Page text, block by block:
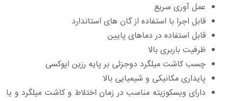
عمل آوری سریع
قابل اجرا با استفاده از گان های استاندارد
قابل استفاده در دماهای پایین
ظرفیت باربری بالا
چسب کاشت میلگرد دوجزئی بر پایه رزین اپوکسی
پایداری مکانیکی و شیمیایی بالا
دارای ویسکوزیته مناسب در زمان اختلاط و کاشت میلگرد و یا